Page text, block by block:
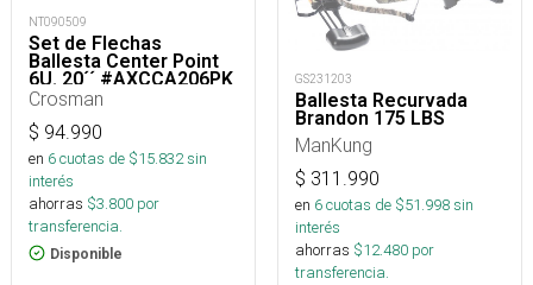
NT090509
Set de Flechas
Ballesta Center Point
6U. 20´´ #AXCCA206PK
Crosman
$ 94.990
en 6cuotas de $15.832sin
interés
ahorras $3.800 por
transferencia.
Disponible
GS231203
Ballesta Recurvada
Brandon 175 LBS
ManKung
$ 311.990
en 6cuotas de $51.998sin
interés
ahorras $12.480 por
transferencia.